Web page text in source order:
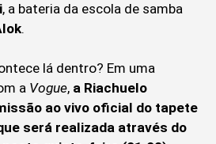
, a bateria da escola de samba
.
lá dentro? Em uma
a Vogue, a Riachuelo
ao vivo oficial do tapete
será realizada através do